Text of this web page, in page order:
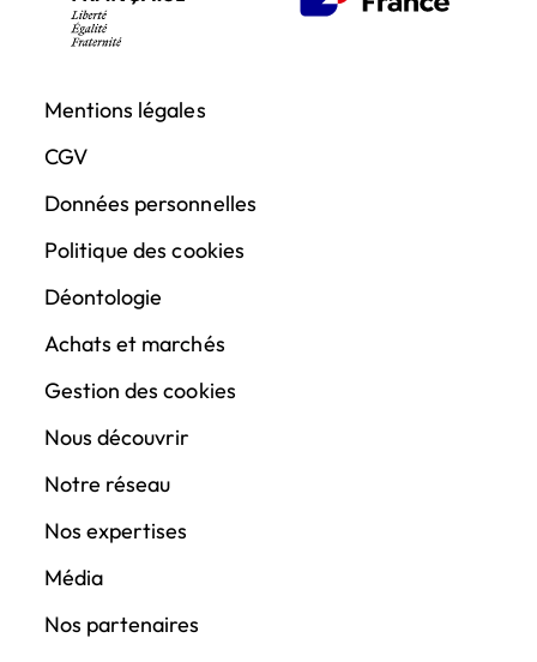
Mentions légales
CGV
Données personnelles
Politique des cookies
Déontologie
Achats et marchés
Gestion des cookies
Nous découvrir
Notre réseau
Nos expertises
Média
Nos partenaires